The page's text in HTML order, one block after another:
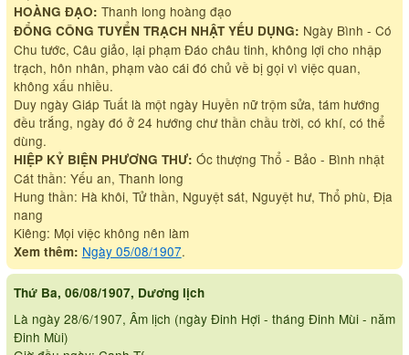
HOÀNG ĐẠO: Thanh long hoàng đạo
ĐỔNG CÔNG TUYỂN TRẠCH NHẬT YẾU DỤNG: Ngày Bình - Có
Chu tước, Câu giảo, lại phạm Đáo châu tinh, không lợi cho nhập
trạch, hôn nhân, phạm vào cái đó chủ về bị gọi vì việc quan,
không xấu nhiều.
Duy ngày Giáp Tuất là một ngày Huyền nữ trộm sửa, tám hướng
đều trắng, ngày đó ở 24 hướng chư thần chầu trời, có khí, có thể
dùng.
HIỆP KỶ BIỆN PHƯƠNG THƯ: Óc thượng Thổ - Bảo - Bình nhật
Cát thần: Yếu an, Thanh long
Hung thần: Hà khôi, Tử thần, Nguyệt sát, Nguyệt hư, Thổ phù, Địa
nang
Kiêng: Mọi việc không nên làm
Xem thêm: Ngày 05/08/1907.
Thứ Ba, 06/08/1907, Dương lịch
Là ngày 28/6/1907, Âm lịch (ngày Đinh Hợi - tháng Đinh Mùi - năm
Đinh Mùi)